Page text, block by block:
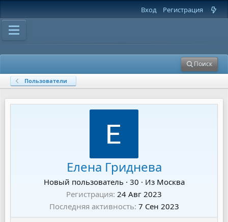
Вход Регистрация
Поиск
Пользователи
Елена Гриднева
Новый пользователь · 30 · Из Москва
Регистрация 24 Авг 2023
Последняя активность 7 Сен 2023